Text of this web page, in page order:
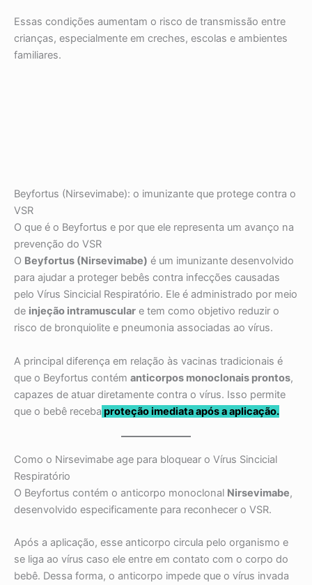
Essas condições aumentam o risco de transmissão entre
crianças, especialmente em creches, escolas e ambientes
familiares.
Beyfortus (Nirsevimabe): o imunizante que protege contra o
VSR
O que é o Beyfortus e por que ele representa um avanço na
prevenção do VSR
O Beyfortus (Nirsevimabe) é um imunizante desenvolvido
para ajudar a proteger bebês contra infecções causadas
pelo Vírus Sincicial Respiratório. Ele é administrado por meio
de injeção intramuscular e tem como objetivo reduzir o
risco de bronquiolite e pneumonia associadas ao vírus.
A principal diferença em relação às vacinas tradicionais é
que o Beyfortus contém anticorpos monoclonais prontos,
capazes de atuar diretamente contra o vírus. Isso permite
que o bebê receba proteção imediata após a aplicação.
Como o Nirsevimabe age para bloquear o Vírus Sincicial
Respiratório
O Beyfortus contém o anticorpo monoclonal Nirsevimabe,
desenvolvido especificamente para reconhecer o VSR.
Após a aplicação, esse anticorpo circula pelo organismo e
se liga ao vírus caso ele entre em contato com o corpo do
bebê. Dessa forma, o anticorpo impede que o vírus invada